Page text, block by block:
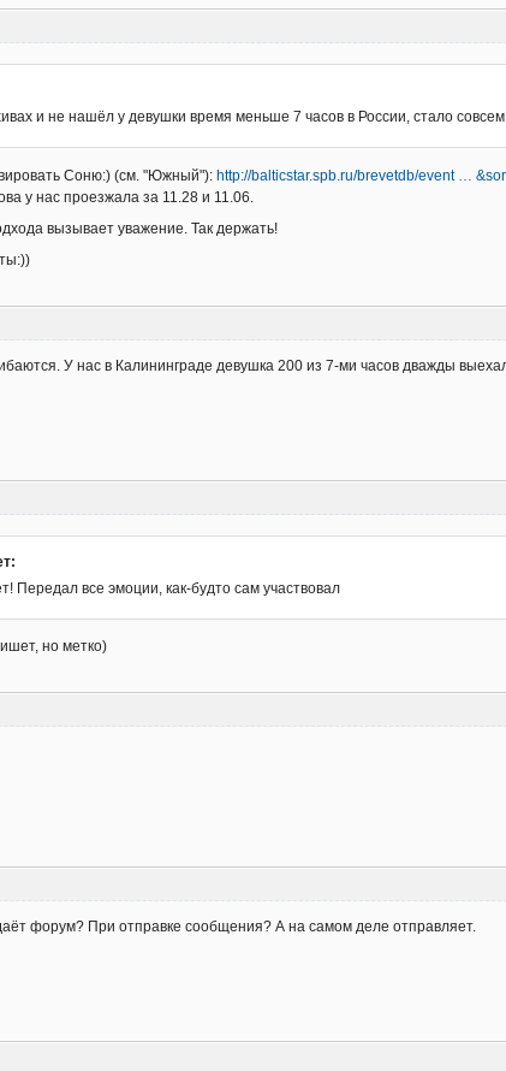
и не нашёл у девушки время меньше 7 часов в России, стало
Соню:) (см. "Южный"): http://balticstar.spb.ru/brevetdb/event …
у нас проезжала за 11.28 и 11.06.
вызывает уважение. Так держать!
У нас в Калининграде девушка 200 из 7-ми часов дважды
Передал все эмоции, как-будто сам участвовал
но метко)
форум? При отправке сообщения? А на самом деле отправляет.